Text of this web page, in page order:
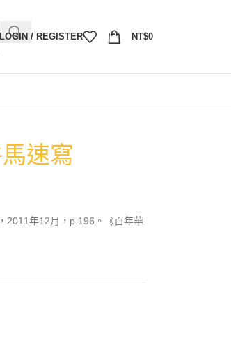
LOGIN / REGISTER NT$0
速寫
2011年12月，p.196。《百年華